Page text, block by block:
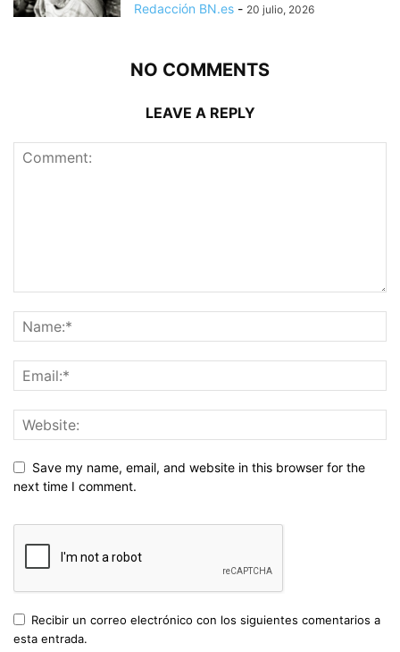
Redacción BN.es - 20 julio, 2026
NO COMMENTS
LEAVE A REPLY
Save my name, email, and website in this browser for the
next time I comment.
Recibir un correo electrónico con los siguientes comentarios a
esta entrada.